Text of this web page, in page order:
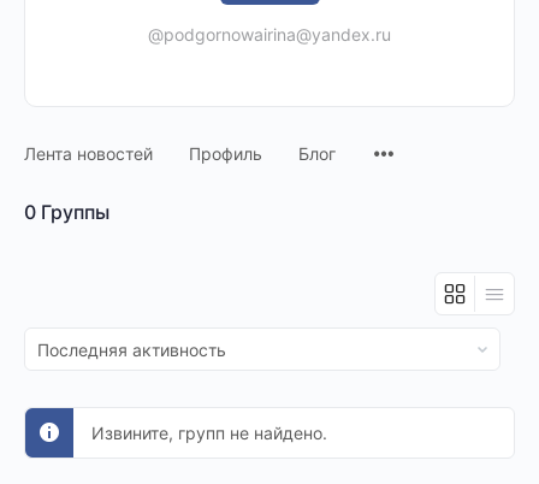
@podgornowairina@yandex.ru
Лента новостей Профиль Блог
0 Группы
Сортировать
по:
Извините, групп не найдено.